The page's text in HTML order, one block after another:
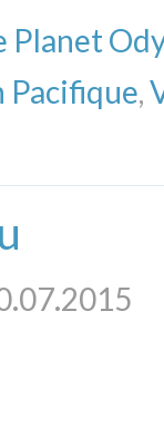
Planet
Pacifique,